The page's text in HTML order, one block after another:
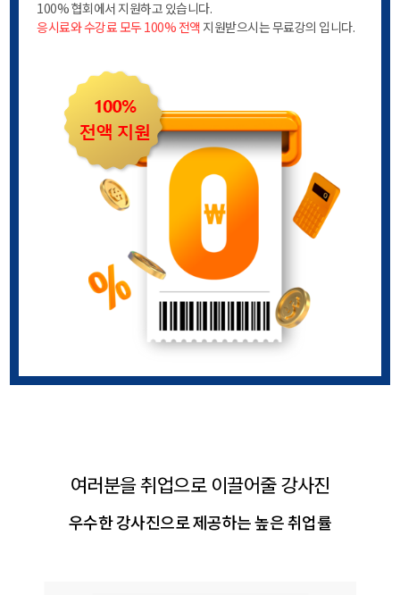
응시료와 수강료 모두 100% 전액 지원받으시는 무료강의 입니다.
여러분을 취업으로 이끌어줄 강사진
우수한 강사진으로 제공하는 높은 취업률